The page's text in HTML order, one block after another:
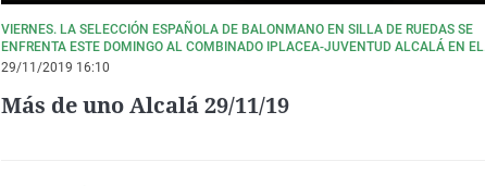
VIERNES. LA SELECCIÓN ESPAÑOLA DE BALONMANO EN SILLA DE RUEDAS SE
ENFRENTA ESTE DOMINGO AL COMBINADO IPLACEA-JUVENTUD ALCALÁ EN EL
PABELLÓN F. MONTEMADRID
29/11/2019 16:10
Más de uno Alcalá 29/11/19